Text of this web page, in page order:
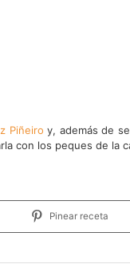
Piñeiro y, además de
con los peques de la
Pinear receta